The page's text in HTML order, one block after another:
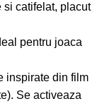
si catifelat, placut
pentru joaca
inspirate din film
Se activeaza